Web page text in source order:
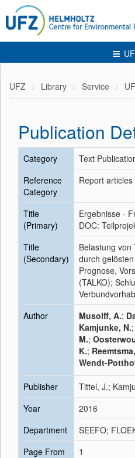
UFZ Library Service
Publication
Category
Text
Reference
Category
Report articles
Title
(Primary)
Ergebnisse -
DOC:
Title
(Secondary)
Belastung von
durch
Prognose,
(TALKO);
Author
Musolff, A.;
Kamjunke, N.;
M.;
K.;
Wendt-
Publisher
Tittel, J.;
Year
2016
Department
SEEFO;
Page From
1